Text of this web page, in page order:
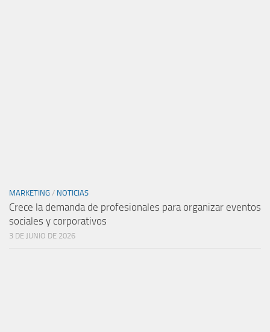
MARKETING / NOTICIAS
Crece la demanda de profesionales para organizar eventos
sociales y corporativos
3 DE JUNIO DE 2026